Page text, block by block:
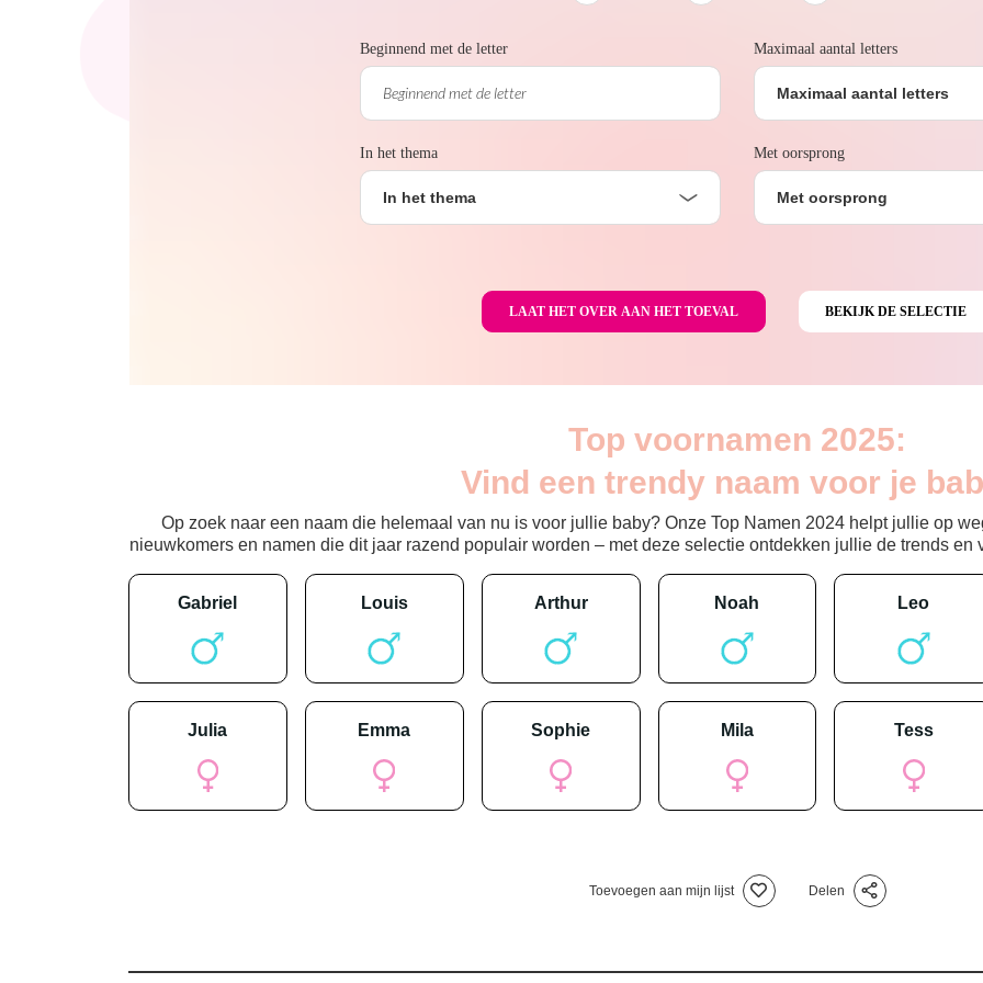
Beginnend met de letter Maximaal aantal letters
Maximaal aantal letters
In het thema
In het thema
Met oorsprong
Met oorsprong
Top voornamen 2025:
Vind een trendy naam voor je
Op zoek naar een naam die helemaal van nu is voor jullie baby? Onze Top Namen 2024 helpt jullie op
nieuwkomers en namen die dit jaar razend populair worden – met deze selectie ontdekken jullie de trends
gabriel louis arthur noah leo
julia emma sophie mila tess
Toevoegen aan mijn lijst Delen